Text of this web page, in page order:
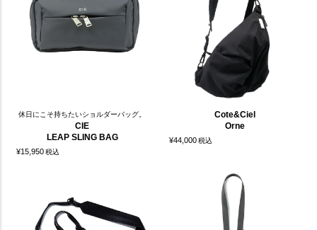
休日にこそ持ちたいショルダーバッグ。
CIE
LEAP SLING BAG
¥15,950税込
Cote&Ciel
Orne
¥44,000税込